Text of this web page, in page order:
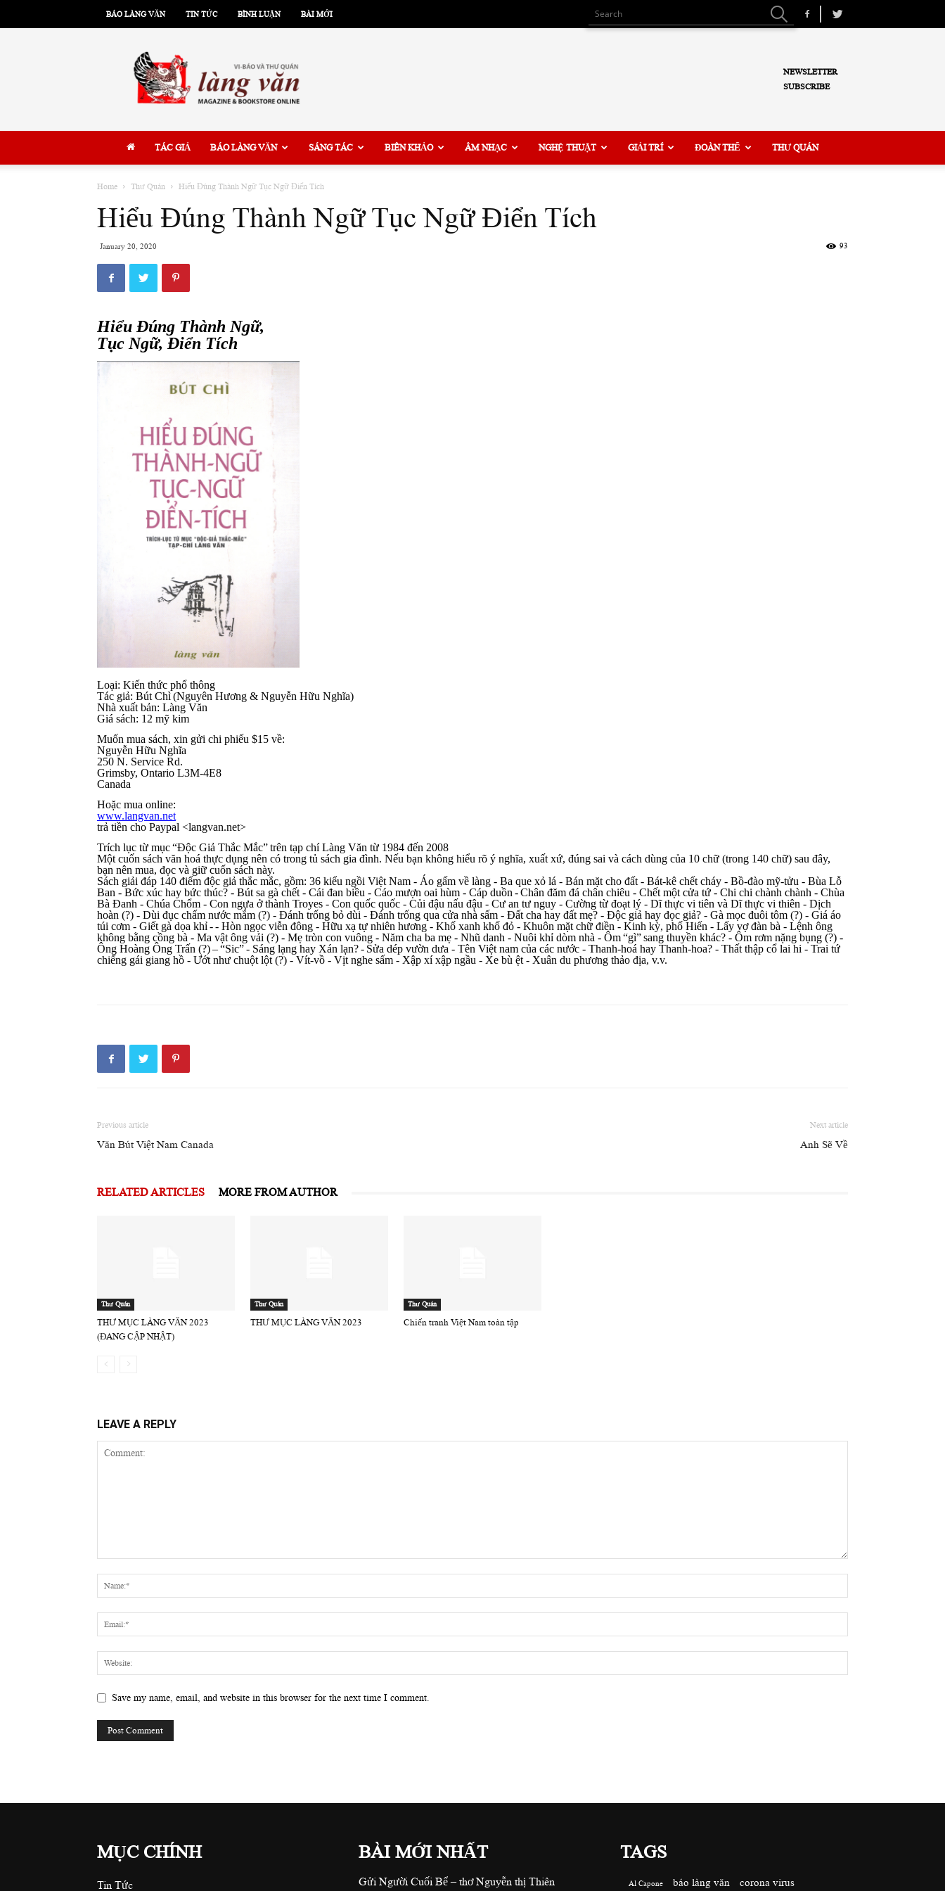
BÁO LÀNG VĂN TIN TỨC BÌNH LUẬN BÀI MỚI
Văn
NEWSLETTER
SUBSCRIBE
TÁC GIẢ BÁO LÀNG VĂN SÁNG TÁC BIÊN KHẢO ÂM NHẠC NGHỆ THUẬT GIẢI TRÍ ĐOÀN THỂ THƯ QUÁN
Home Thư Quán Hiểu Đúng Thành Ngữ Tục Ngữ Điển Tích
Hiểu Đúng Thành Ngữ Tục Ngữ Điển Tích
January 20, 2020 93
Hiểu Đúng Thành Ngữ,
Tục Ngữ, Điển Tích
Loại: Kiến thức phổ thông
Tác giả: Bút Chì(Nguyên Hương & Nguyễn Hữu Nghĩa)
Nhà xuất bản: Làng Văn
Giá sách: 12 mỹ kim
Muốn mua sách, xin gửi chi phiếu $15 về:
Nguyễn Hữu Nghĩa
250 N. Service Rd.
Grimsby, Ontario L3M-4E8
Canada
Hoặc mua online:
www.langvan.net
trả tiền cho Paypal <langvan.net>
Trích lục từ mục“Độc Giả Thắc Mắc”trên tạp chí Làng Văn từ 1984 đến 2008
Một cuốn sách văn hoá thực dụng nên có trong tủ sách gia đình. Nếu bạn không hiểu rõ ý nghĩa, xuất xứ, đúng sai và cách dùng của 10 chữ (trong 140 chữ) sau đây,
bạn nên mua, đọc và giữ cuốn sách này.
Sách giải đáp 140 điểm độc giả thắc mắc, gồm: 36 kiểu ngồi Việt Nam - Áo gấm về làng - Ba que xỏ lá - Bán mặt cho đất - Bát-kê chết cháy - Bồ-đào mỹ-tửu - Bùa Lỗ
Ban - Bức xúc hay bức thúc? - Bút sa gà chết - Cái đan biều - Cáo mượn oai hùm - Cáp duồn -Chân đăm đá chân chiêu - Chết một cửa tứ - Chi chi chành chành - Chùa
Bà Đanh - Chúa Chổm - Con ngựa ở thành Troyes - Con quốc quốc - Củi đậu nấu đậu - Cư an tư nguy - Cường từ đoạt lý - Dĩ thực vi tiên và Dĩ thực vi thiên - Dịch
hoàn (?) - Dùi đục chấm nước mắm (?) - Đánh trống bỏ dùi - Đánh trống qua cửa nhà sấm - Đất cha hay đất mẹ? - Độc giả hay đọc giả? - Gà mọc đuôi tôm (?) - Giá áo
túi cơm - Giết gà dọa khỉ-- Hòn ngọc viễn đông - Hữu xạ tự nhiên hương - Khố xanh khố đỏ - Khuôn mặt chữ điền - Kinh kỳ, phố Hiến - Lấy vợ đàn bà - Lệnh ông
không bằng cồng bà - Ma vật ông vải (?) - Mẹ tròn con vuông - Năm cha ba mẹ - Nhũ danh - Nuôi khỉ dòm nhà - Ôm“gì”sang thuyền khác? - Ôm rơm nặng bụng (?) -
Ông Hoàng Ông Trấn (?)–“Sic”- Sáng lạng hay Xán lạn?- Sửa dép vườn dưa - Tên Việt nam của các nước - Thanh-hoá hay Thanh-hoa? - Thất thập cổ lai hi - Trai tứ
chiếng gái giang hồ - Ướt như chuột lột (?) - Vít-vồ - Vịt nghe sấm - Xập xí xập ngầu - Xe bù ệt - Xuân du phương thảo địa, v.v.
Previous article
Văn Bút Việt Nam Canada
Next article
Anh Sẽ Về
RELATED ARTICLES MORE FROM AUTHOR
Thư Quán
THƯ MỤC LÀNG VĂN 2023
(ĐANG CẬP NHẬT)
Thư Quán
THƯ MỤC LÀNG VĂN 2023
Thư Quán
Chiến tranh Việt Nam toàn tập
LEAVE A REPLY
Save my name, email, and website in this browser for the next time I comment.
MỤC CHÍNH
Tin Tức
BÀI MỚI NHẤT
Gửi Người Cuối Bể – thơ Nguyễn thị Thiên
TAGS
Al Capone báo làng văn corona virus